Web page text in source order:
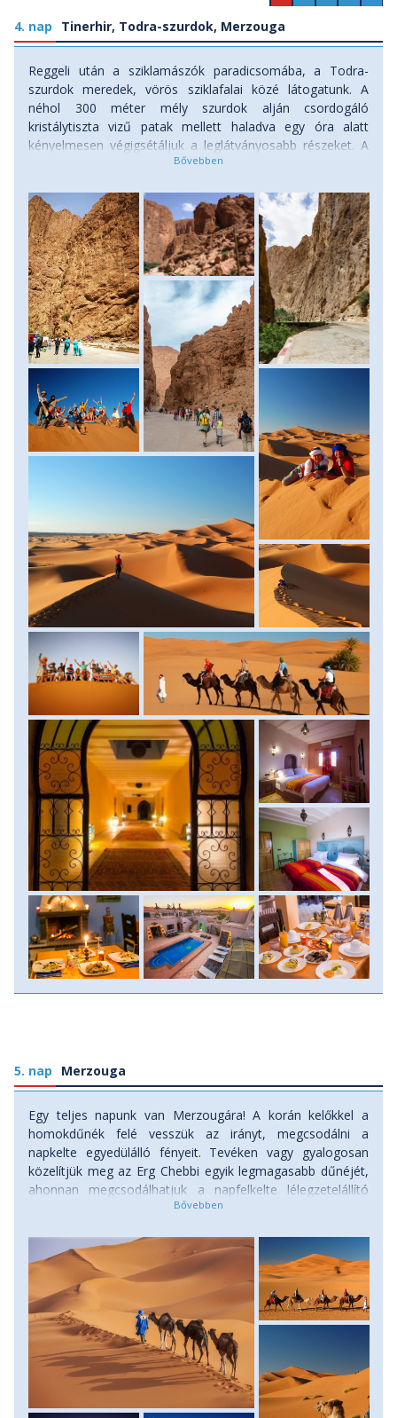
4. nap Tinerhir, Todra-szurdok, Merzouga
Reggeli után a sziklamászók paradicsomába, a Todra-
szurdok meredek, vörös sziklafalai közé látogatunk. A
néhol 300 méter mély szurdok alján csordogáló
kristálytiszta vizű patak mellett haladva egy óra alatt
kényelmesen végigsétáljuk a leglátványosabb részeket. A
kora délutáni órákban megérkezünk utazásunk újabb
feltűnnek előttünk Merzouga híres homokdűnéi. Az
alapvetően vöröses, de a napszakoktól függően színüket
állandóan változtató dűnék a legnagyobbak Marokkóban.
1990-ben itt forgatták a Múmia című mozifilm sivatagi
jeleneteit. E homokdűnék közvetlen közelében, egy fogadó
lesz ezúttal szállásunk. Miután elhelyezkedtünk
szálláshelyünkön, a legmagasabb dűne megmászására
indulunk, hogy innen csodálhassuk meg a varázslatos
naplementét, majd az est beköszöntével a sivatagi égbolt
felett ragyogó csillagokat. Persze akár egy hatalmas
sivatagi homokvihart is kifoghatunk... Fogadónkba
visszatérve egy ízletes marokkói vacsorával koronázhatjuk
meg legfrissebb élményeinket. Szállás: szálloda, ellátás:
reggeli, vacsora.
5. nap Merzouga
Egy teljes napunk van Merzougára! A korán kelőkkel a
homokdűnék felé vesszük az irányt, megcsodálni a
napkelte egyedülálló fényeit. Tevéken vagy gyalogosan
közelítjük meg az Erg Chebbi egyik legmagasabb dűnéjét,
ahonnan megcsodálhatjuk a napfelkelte lélegzetelállító
látványát. Szállásunkra visszatérve megreggelizünk, majd a
partján, vagy tevegelhetünk a sivatagban, esetleg
befizethetünk egy quad túrára a homokdombok között.
Este újabb dűnetúrára indulhatunk - most a lenyugvó nap
fényében. Tökéletes alkalom fényképezésre, meditációra
vagy egyszerűen a természet szépségének élvezetére.
Ízletes berber vacsoránk után, a nap zárásaként lehetőség
van a csillagos égbolt csodálatára a sivatagi csendben.
Szállás: szálloda, ellátás: reggeli.